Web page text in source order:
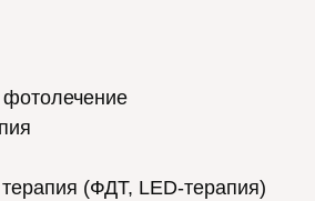
(ФДТ, LED-терапия)